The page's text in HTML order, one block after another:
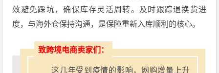
效避免踩坑，确保库存灵活周转。及时跟踪退换货进
度，与海外仓保持沟通，是保障重新入库顺利的核心。
致跨境电商卖家们：
这几年受到疫情的影响，网购增量上升